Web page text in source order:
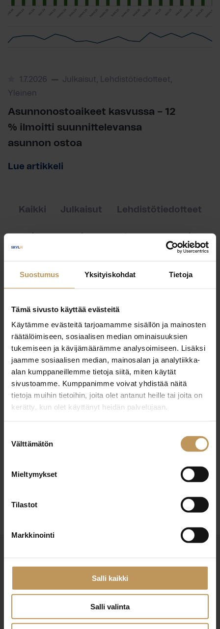
Suostumus Yksityiskohdat Tietoja
Tämä sivusto käyttää evästeitä
Käytämme evästeitä tarjoamamme sisällön ja mainosten
räätälöimiseen, sosiaalisen median ominaisuuksien
tukemiseen ja kävijämäärämme analysoimiseen. Lisäksi
jaamme sosiaalisen median, mainosalan ja analytiikka-
alan kumppaneillemme tietoja siitä, miten käytät
sivustoamme. Kumppanimme voivat yhdistää näitä
tietoja muihin tietoihin, joita olet antanut heille tai joita on
kerätty, kun olet käyttänyt heidän palvelujaan.
valinta
Välttämätön
Mieltymykset
Tilastot
Markkinointi
Salli kaikki
Salli valinta
1.7.2026
Julkaisut, Lehdistötiedotteet,
Yleinen
Asunnonostoaikeet kasvussa – 12
% ilmoitti suunnittelevansa
asunnon ostoa
Lue artikkeli
Kaikki Julkaisut Lehdistötiedotteet
7.2.2025
Lue artikkeli
Suomen Kiinteistönvälittäjät ry